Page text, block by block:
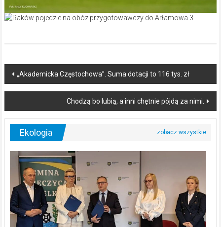
Post
navigation
„Akademicka Częstochowa”. Suma dotacji to 116 tys. zł
Chodzą bo lubią, a inni chętnie pójdą za nimi.
Ekologia